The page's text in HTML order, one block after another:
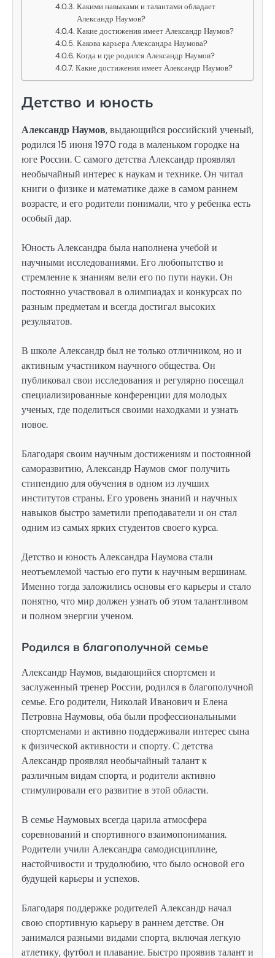
Какими навыками и талантами обладает
Александр Наумов?
Какие достижения имеет Александр Наумов?
Какова карьера Александра Наумова?
Когда и где родился Александр Наумов?
Какие достижения имеет Александр Наумов?
Детство и юность
Александр Наумов, выдающийся российский ученый,
родился 15 июня 1970 года в маленьком городке на
юге России. С самого детства Александр проявлял
необычайный интерес к наукам и технике. Он читал
книги о физике и математике даже в самом раннем
возрасте, и его родители понимали, что у ребенка есть
особый дар.
Юность Александра была наполнена учебой и
научными исследованиями. Его любопытство и
стремление к знаниям вели его по пути науки. Он
постоянно участвовал в олимпиадах и конкурсах по
разным предметам и всегда достигал высоких
результатов.
В школе Александр был не только отличником, но и
активным участником научного общества. Он
публиковал свои исследования и регулярно посещал
специализированные конференции для молодых
ученых, где поделиться своими находками и узнать
новое.
Благодаря своим научным достижениям и постоянной
саморазвитию, Александр Наумов смог получить
стипендию для обучения в одном из лучших
институтов страны. Его уровень знаний и научных
навыков быстро заметили преподаватели и он стал
одним из самых ярких студентов своего курса.
Детство и юность Александра Наумова стали
неотъемлемой частью его пути к научным вершинам.
Именно тогда заложились основы его карьеры и стало
понятно, что мир должен узнать об этом талантливом
и полном энергии ученом.
Родился в благополучной семье
Александр Наумов, выдающийся спортсмен и
заслуженный тренер России, родился в благополучной
семье. Его родители, Николай Иванович и Елена
Петровна Наумовы, оба были профессиональными
спортсменами и активно поддерживали интерес сына
к физической активности и спорту. С детства
Александр проявлял необычайный талант к
различным видам спорта, и родители активно
стимулировали его развитие в этой области.
В семье Наумовых всегда царила атмосфера
соревнований и спортивного взаимопонимания.
Родители учили Александра самодисциплине,
настойчивости и трудолюбию, что было основой его
будущей карьеры и успехов.
Благодаря поддержке родителей Александр начал
свою спортивную карьеру в раннем детстве. Он
занимался разными видами спорта, включая легкую
атлетику, футбол и плавание. Быстро проявив талант и